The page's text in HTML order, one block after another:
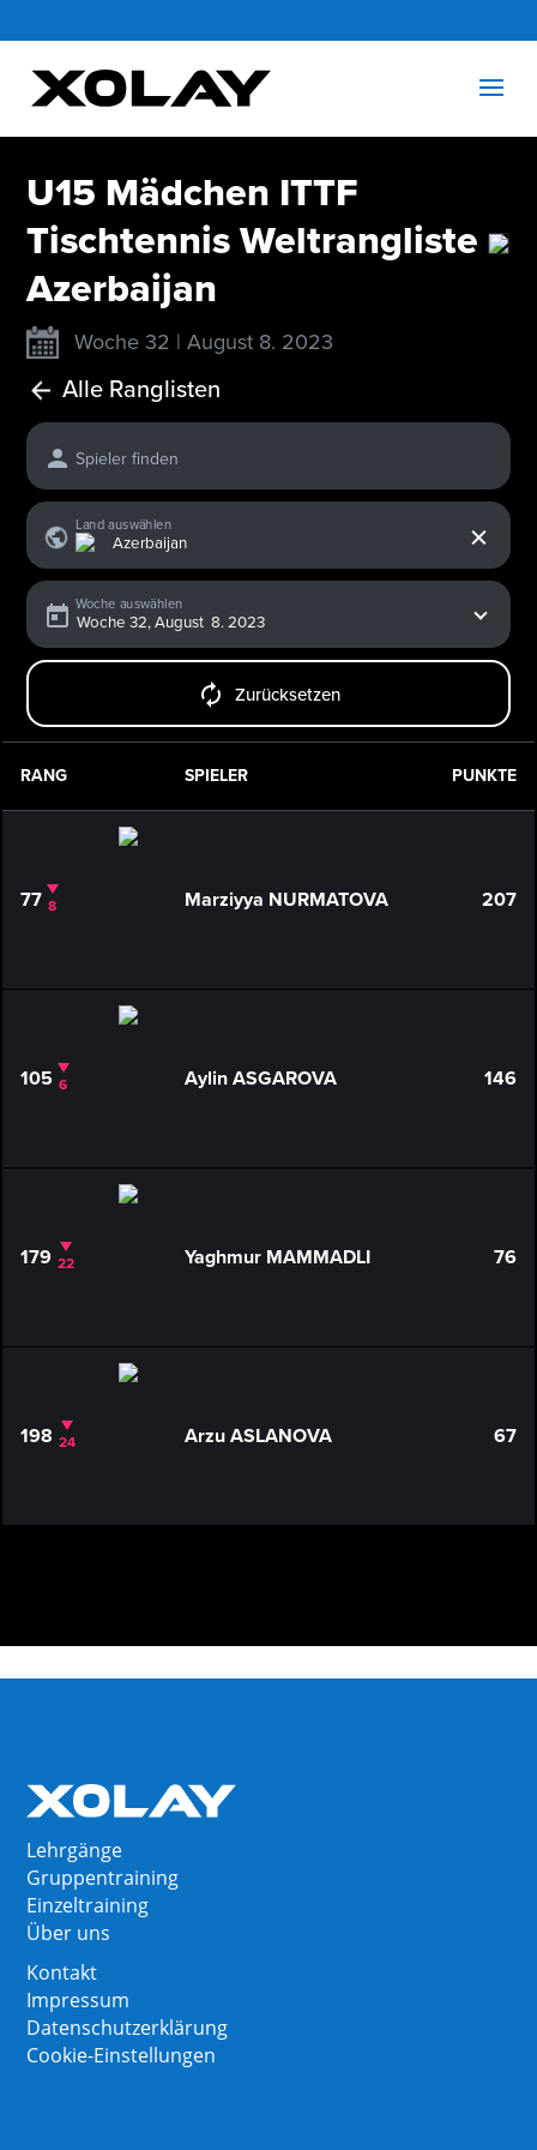
U15 Mädchen ITTF
Tischtennis Weltrangliste
Azerbaijan
Woche 32 | August 8. 2023
Alle Ranglisten
Spieler finden
Land auswählen
Woche auswählen
Zurücksetzen
RANG SPIELER PUNKTE
77 8 Marziyya NURMATOVA 207
105 6 Aylin ASGAROVA 146
179 22 Yaghmur MAMMADLI 76
198 24 Arzu ASLANOVA 67
Lehrgänge
Gruppentraining
Einzeltraining
Über uns
Kontakt
Impressum
Datenschutzerklärung
Cookie-Einstellungen